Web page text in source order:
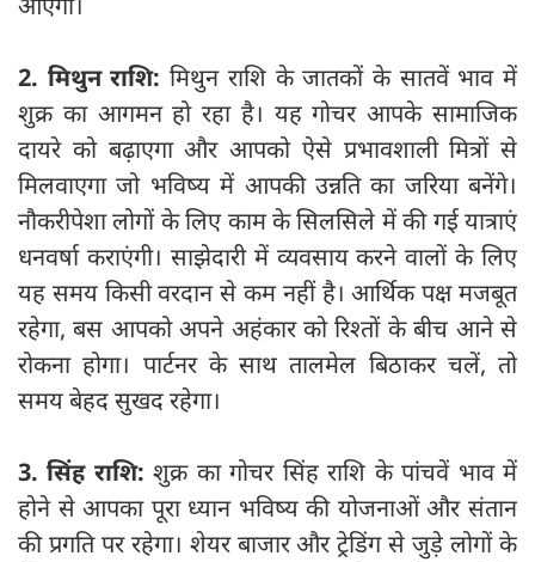
2. मिथुन राशि:मिथुन राशि के जातकों के सातवें भाव में
शुक्र का आगमन हो रहा है। यह गोचर आपके सामाजिक
दायरे को बढ़ाएगा और आपको ऐसे प्रभावशाली मित्रों से
मिलवाएगा जो भविष्य में आपकी उन्नति का जरिया बनेंगे।
नौकरीपेशा लोगों के लिए काम के सिलसिले में की गई यात्राएं
धनवर्षा कराएंगी। साझेदारी में व्यवसाय करने वालों के लिए
यह समय किसी वरदान से कम नहीं है। आर्थिक पक्ष मजबूत
रहेगा, बस आपको अपने अहंकार को रिश्तों के बीच आने से
रोकना होगा। पार्टनर के साथ तालमेल बिठाकर चलें, तो
समय बेहद सुखद रहेगा।
3. सिंह राशि:शुक्र का गोचर सिंह राशि के पांचवें भाव में
होने से आपका पूरा ध्यान भविष्य की योजनाओं और संतान
की प्रगति पर रहेगा। शेयर बाजार और ट्रेडिंग से जुड़े लोगों के